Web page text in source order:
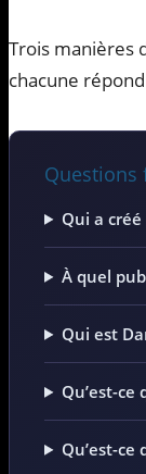
Trois manières
chacune
Questions
Qui a
À quel
Qui est
Qu’est-
Qu’est-ce